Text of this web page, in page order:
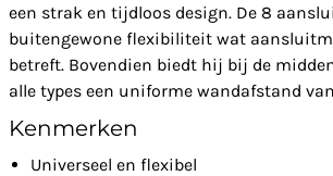
een strak en tijdloos design. De 8
buitengewone flexibiliteit wat
betreft. Bovendien biedt hij bij de
alle types een uniforme wandafstand
Kenmerken
Universeel en flexibel